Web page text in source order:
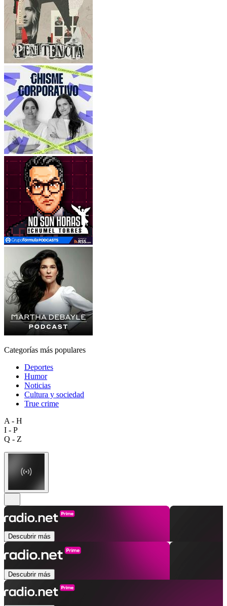
Categorías más populares
Deportes
Humor
Noticias
Cultura y sociedad
True crime
A - H
I - P
Q - Z
Descubrir más
Descubrir más